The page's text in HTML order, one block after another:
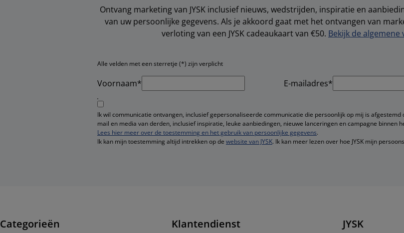
Ontvang marketing van JYSK inclusief nieuws, wedstrijden, inspiratie en
van uw persoonlijke gegevens. Als je akkoord gaat met het ontvangen van
verloting van een JYSK cadeaukaart van €50. Bekijk de
Alle velden met een sterretje (*) zijn verplicht
Voornaam* E-mailadres*
Ik wil communicatie ontvangen, inclusief gepersonaliseerde communicatie die persoonlijk op mij is
mail en media van derden, inclusief inspiratie, leuke aanbiedingen, nieuwe lanceringen en campagne binnen
Lees hier meer over de toestemming en het gebruik van persoonlijke gegevens.
Ik kan mijn toestemming altijd intrekken op de website van JYSK. Ik kan meer lezen over hoe JYSK mijn
Categorieën Klantendienst JYSK